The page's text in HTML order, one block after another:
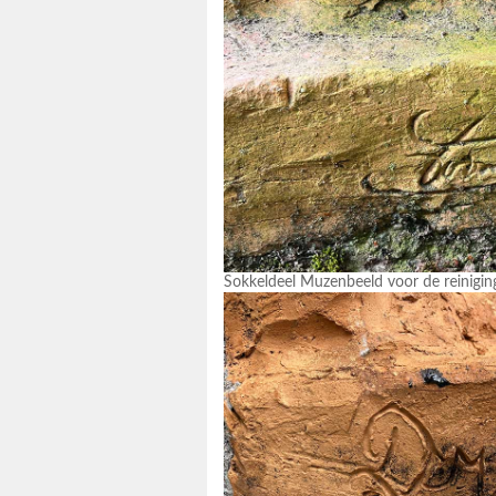
Sokkeldeel Muzenbeeld voor de